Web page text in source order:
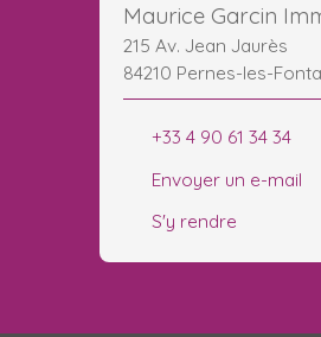
Maurice Garcin
215 Av. Jean Jaurès
84210 Pernes-les-
+33 4 90 61 34 34
Envoyer un e-mail
S'y rendre